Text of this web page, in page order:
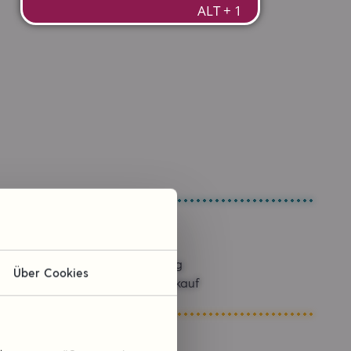
Über Cookies
Sponsoring
Kommissionskauf